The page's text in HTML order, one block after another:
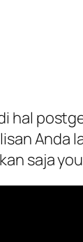
hal
Anda
saja